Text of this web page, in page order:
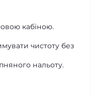
кабіною.
чистоту без
нальоту.